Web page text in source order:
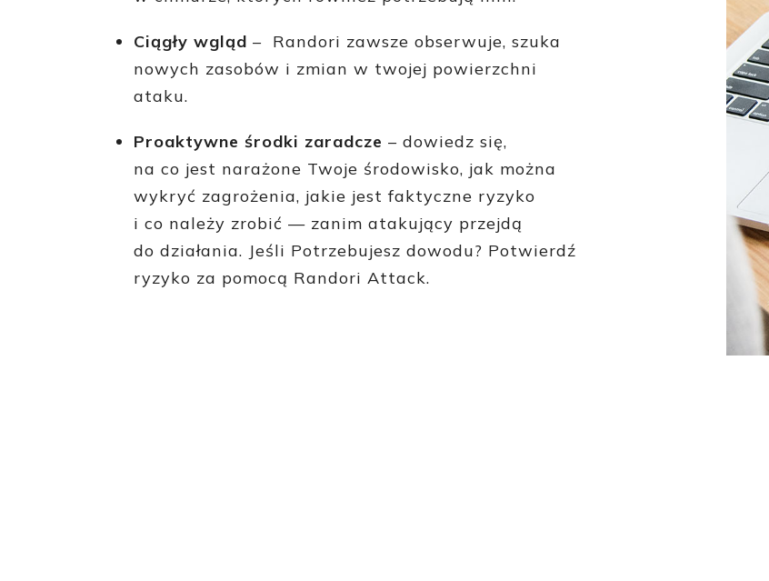
Ciągły wgląd – Randori zawsze obserwuje, szuka
nowych zasobów i zmian w twojej powierzchni
ataku.
Proaktywne środki zaradcze – dowiedz się,
na co jest narażone Twoje środowisko, jak można
wykryć zagrożenia, jakie jest faktyczne ryzyko
i co należy zrobić — zanim atakujący przejdą
do działania. Jeśli Potrzebujesz dowodu? Potwierdź
ryzyko za pomocą Randori Attack.